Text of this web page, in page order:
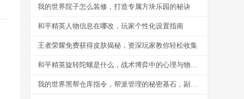
我的世界院子怎么装修，打造专属方块乐园的秘诀
和平精英人物信息在哪改，玩家个性化设置指南
王者荣耀免费获得皮肤揭秘，资深玩家教你轻松收集
和平精英旋转陀螺是什么，战术博弈中的心理与物理轴心
我的世界黑帮仓库指令，帮派管理的秘密基石，副标题，指令构筑的地下秩序与财富堡垒